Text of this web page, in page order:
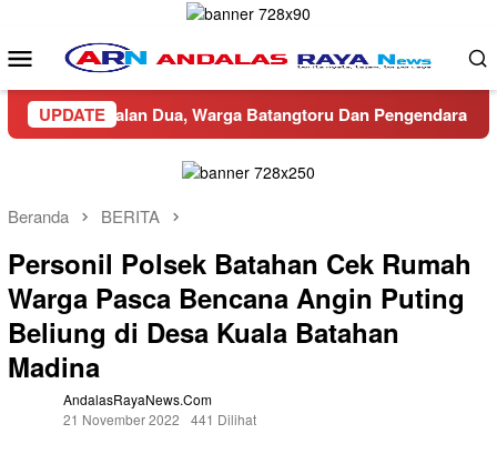
konten
Menu
Mobile
UPDATE
di Jalan Dua, Warga Batangtoru Dan Pengendara Resah
Beranda BERITA
Personil Polsek Batahan Cek Rumah
Warga Pasca Bencana Angin Puting
Beliung di Desa Kuala Batahan
Madina
AndalasRayaNews.com
21 November 2022
441 Dilihat